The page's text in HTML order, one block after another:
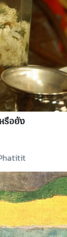
รือยัง